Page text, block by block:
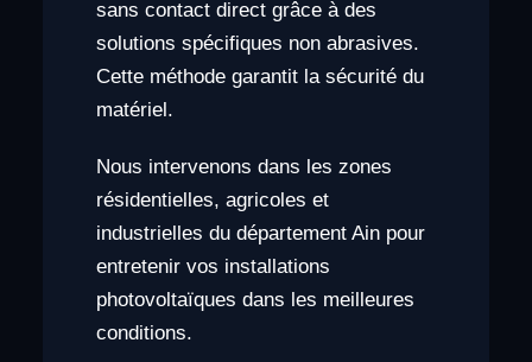
sans contact direct grâce à des
solutions spécifiques non abrasives.
Cette méthode garantit la sécurité du
matériel.
Nous intervenons dans les zones
résidentielles, agricoles et
industrielles du département Ain pour
entretenir vos installations
photovoltaïques dans les meilleures
conditions.